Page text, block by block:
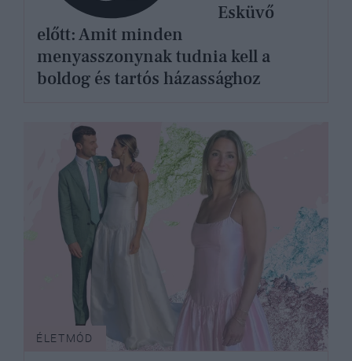
Esküvő
előtt: Amit minden
menyasszonynak tudnia kell a
boldog és tartós házassághoz
ÉLETMÓD